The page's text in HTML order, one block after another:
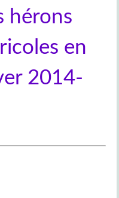
hérons
en
2014-